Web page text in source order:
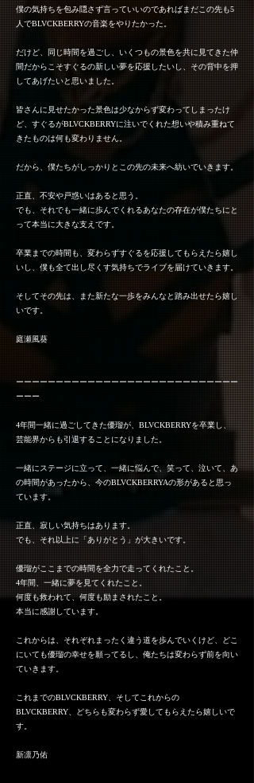
僕の気持ちを包み隠さず言っていいのであればまだこの先も5
人でBLVCKBERRYの音楽をやりたかった。
だけど、同じ時間を過ごし、いくつもの景色を共に見てきた仲
間だからこそすぐるの新しい夢を応援したいし、その背中を押
してあげたいと思いました。
皆さんに見せたかった景色は少なからず変わってしまったけ
ど、すぐるがBLVCKBERRYに注いでくれた想いや積み重ねて
きたものは何も変わりません。
だから、僕たちがしっかりとこの先の未来へ紡いでいきます。
正直、不安や戸惑いはあると思う。
でも、それでも一緒に歩んでくれるあなたの存在が僕たちにと
って本当に大きな支えです。
卒業までの時間も、変わらずすぐるを応援してもらえたら嬉し
いし、僕も全て出し尽くす気持ちでライブを届けていきます。
そしてその先は、また新たな一歩をみんなと踏み出せたら嬉し
いです。
庭瀬風葵
ーーーーーーーーーーーーーーーーーーーーーーーーーーーー
ーーー
4年間一緒に過ごしてきた優瑠が、BLVCKBERRYを卒業し、
芸能界からも引退することになりました。
一緒にステージに立って、一緒に悩んで、笑って、泣いて、あ
の時間があったから、今のBLVCKBERRYAの形があると思っ
ています。
正直、寂しい気持ちはあります。
でも、それ以上に「ありがとう」が大きいです。
優瑠がここまでの時間を全力で走ってくれたこと。
4年間、一緒に夢を見てくれたこと。
何度も救われて、何度も励まされたこと。
本当に感謝しています。
これからは、それぞれまったく違う道を歩んでいくけど、どこ
にいても優瑠の幸せを願ってるし、俺たちは変わらず前を向い
ていきます。
これまでのBLVCKBERRY、そしてこれからの
BLVCKBERRY、どちらも変わらず愛してもらえたら嬉しいで
す。
新凛乃佑